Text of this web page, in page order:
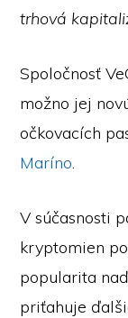
trhová
Spoločnosť
možno jej
očkovacích
Maríno.
V súčasnosti
kryptomien
popularita
priťahuje